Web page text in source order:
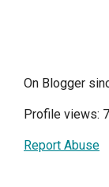
On Blogger
Profile views:
Report Abuse